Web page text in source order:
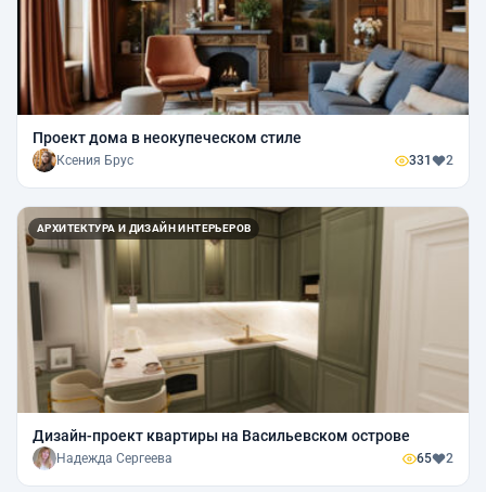
Проект дома в неокупеческом стиле
Ксения Брус 331 2
АРХИТЕКТУРА И ДИЗАЙН ИНТЕРЬЕРОВ
Дизайн-проект квартиры на Васильевском острове
Надежда Сергеева 65 2